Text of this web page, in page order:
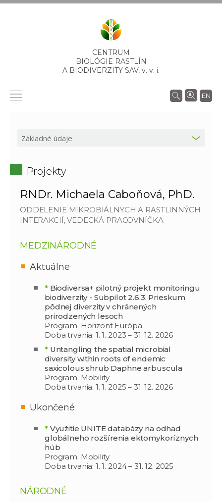
CENTRUM
BIOLÓGIE RASTLÍN
A BIODIVERZITY SAV, v. v. i.
EN
Projekty
RNDr. Michaela Caboňová, PhD.
ODDELENIE MIKROBIÁLNYCH A RASTLINNÝCH
INTERAKCIÍ, VEDECKÁ PRACOVNÍČKA
MEDZINÁRODNÉ
Aktuálne
*Biodiversa+ pilotný projekt monitoringu
biodiverzity - Subpilot 2.6.3. Prieskum
pôdnej diverzity v chránených
prirodzených lesoch
Program: Horizont Európa
Doba trvania: 1. 1. 2023 – 31. 12. 2026
*Untangling the spatial microbial
diversity within roots of endemic
saxicolous shrub Daphne arbuscula
Program: Mobility
Doba trvania: 1. 1. 2025 – 31. 12. 2026
Ukončené
*Využitie UNITE databázy na odhad
globálneho rozšírenia ektomykoríznych
húb
Program: Mobility
Doba trvania: 1. 1. 2024 – 31. 12. 2025
NÁRODNÉ